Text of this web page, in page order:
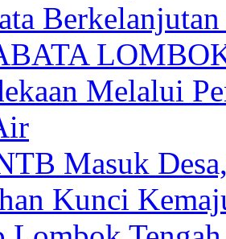
Melalui
Masuk
Kunci